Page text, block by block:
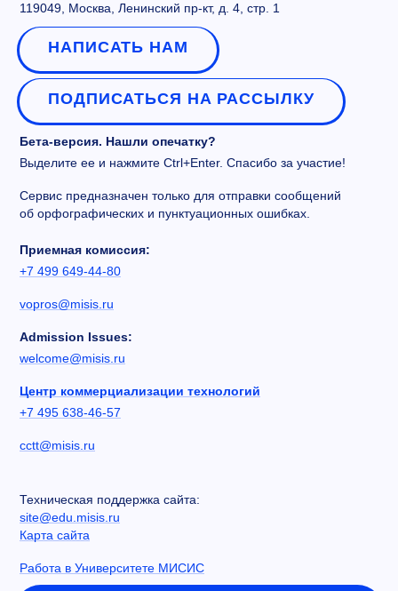
119049, Москва, Ленинский пр-кт, д. 4, стр. 1
НАПИСАТЬ НАМ
ПОДПИСАТЬСЯ НА РАССЫЛКУ
Бета-версия. Нашли опечатку?
Выделите ее и нажмите Ctrl+Enter. Спасибо за участие!
Сервис предназначен только для отправки сообщений
об орфографических и пунктуационных ошибках.
Приемная комиссия:
+7 499 649-44-80
vopros@misis.ru
Admission Issues:
welcome@misis.ru
Центр коммерциализации технологий
+7 495 638-46-57
cctt@misis.ru
Техническая поддержка сайта:
site@edu.misis.ru
Карта сайта
Работа в Университете МИСИС